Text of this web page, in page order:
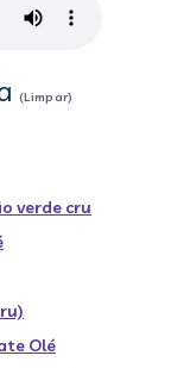
(Limpar)
verde cru
Olé